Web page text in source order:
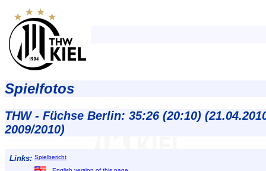
Spielfotos
THW - Füchse Berlin: 35:26 (20:10)
2009/2010)
Links: Spielbericht